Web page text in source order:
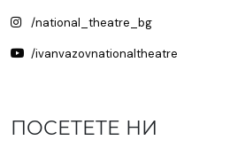
/national_theatre_bg
/ivanvazovnationaltheatre
ПОСЕТЕТЕ НИ